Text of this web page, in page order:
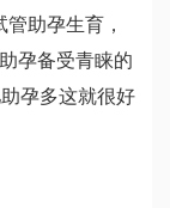
助孕生育，
孕备受青睐的
孕多这就很好